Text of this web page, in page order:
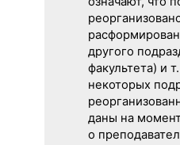
другого
факультета) и
некоторых
даны на
о